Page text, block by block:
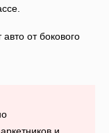
от бокового